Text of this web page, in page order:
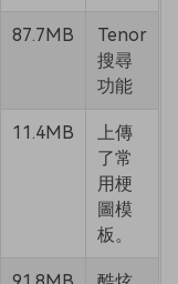
87.7MB
Tenor
搜尋
功能
11.4MB
上傳
了常
用梗
圖模
板。